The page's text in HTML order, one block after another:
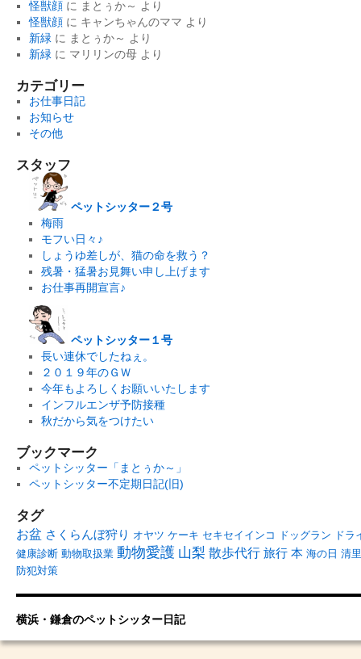
怪獣顔に まとぅか～ より
怪獣顔に キャンちゃんのママ より
新緑 に まとぅか～ より
新緑 に マリリンの母より
カテゴリー
お仕事日記
お知らせ
その他
スタッフ
ペットシッター２号
梅雨
モフい日々♪
しょうゆ差しが、猫の命を救う？
残暑・猛暑お見舞い申し上げます
お仕事再開宣言♪
ペットシッター１号
長い連休でしたねぇ。
２０１９年のＧＷ
今年もよろしくお願いいたします
インフルエンザ予防接種
秋だから気をつけたい
ブックマーク
ペットシッター「まとぅか～」
ペットシッター不定期日記(旧)
タグ
お盆 さくらんぼ狩り オヤツ ケーキ セキセイインコ ドッグラン ドラ
健康診断 動物取扱業 動物愛護 山梨 散歩代行 旅行 本 海の日 清里
防犯対策
横浜・鎌倉のペットシッター日記